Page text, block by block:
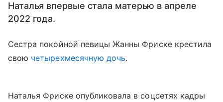
Наталья впервые стала матерью в апреле
2022 года.
Сестра покойной певицы Жанны Фриске крестила
свою четырехмесячную дочь.
Наталья Фриске опубликовала в соцсетях кадры